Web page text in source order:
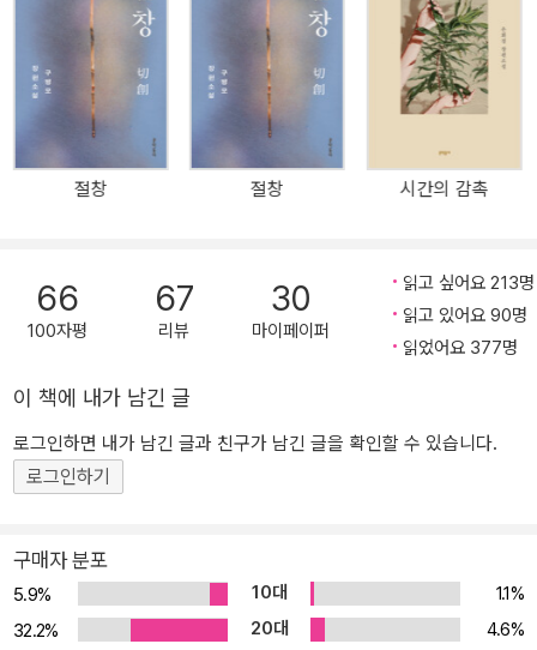
두드리는 묵직한 거짓말 <오늘의 유머> 공포게시판에서 많은 이들의
호응을 얻었던 김동식의 소설집(전3권)이 출간되었다. 작가는 10년
동안 공장에서 노동하면서 머릿속으로 수없이 떠올렸던 이야기들을
거의 매일 게시판에 올렸다. 김동식 소설집(전3권)은 그렇게 써내려
간 300편의 짧은 소설 가운데 66편을 추려 묶은 것이다. 갑자기 펼
쳐지는 기묘한 상황, 그에 대응하는 인간들의 행태는 우리가 예상치
못한 방향으로 전개되며 이야기에 빠져들게 한다. 농담처럼 가볍게
닥까지 추락했을 때, 그들에게 있어 문화란 하등 쓸모없는 것이었
다.”라는 문장으로 시작된다. 갑자기 지저 세계의 인간들로부터 납치
당한 만 명의 사람들은 곡괭이 한 자루를 들고 강제 노동을 하게 된다.
“사람들은 단 한 번도 배가 불러본 적이 없었고, 단 한순간도 배가 고
편의 짧은 소설을 묶은 김동식 소설집 1권 『회색 인간』은 가상현실,
인조인간, 영생 등 익숙한 소재들에 대한 예측을 완전히 배신하며, 기
간들이 만들어가는 디스토피아적 세계는 현실에 대한 은유로 읽히며
한참을 곱씹게 만든다. 2권 『세상에서 가장 약한 요괴』에는 세상에서
가장 약한 요괴, 이마에 손을 올리라는 외계인, 부품을 구하는 요괴,
절창 절창 시간의 감촉
66
100자평
67
리뷰
30
마이페이퍼
읽고 싶어요 213명
읽고 있어요 90명
읽었어요 377명
이 책에 내가 남긴 글
로그인하면 내가 남긴 글과 친구가 남긴 글을 확인할 수 있습니다.
로그인하기
구매자 분포
5.9% 10대
1.1%
32.2%
20대
4.6%